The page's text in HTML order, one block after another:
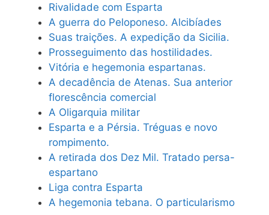
Rivalidade com Esparta
A guerra do Peloponeso. Alcibíades
Suas traições. A expedição da Sicilia.
Prosseguimento das hostilidades.
Vitória e hegemonia espartanas.
A decadência de Atenas. Sua anterior
florescência comercial
A Oligarquia militar
Esparta e a Pérsia. Tréguas e novo
rompimento.
A retirada dos Dez Mil. Tratado persa-
espartano
Liga contra Esparta
A hegemonia tebana. O particularismo